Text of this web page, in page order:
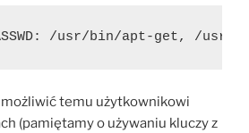
/usr/bin/apt-get, /usr/
temu użytkownikowi
(pamiętamy o używaniu kluczy z